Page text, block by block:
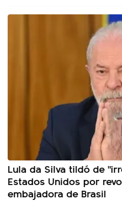
Lula da Silva tildó de
Estados Unidos por
embajadora de Brasil